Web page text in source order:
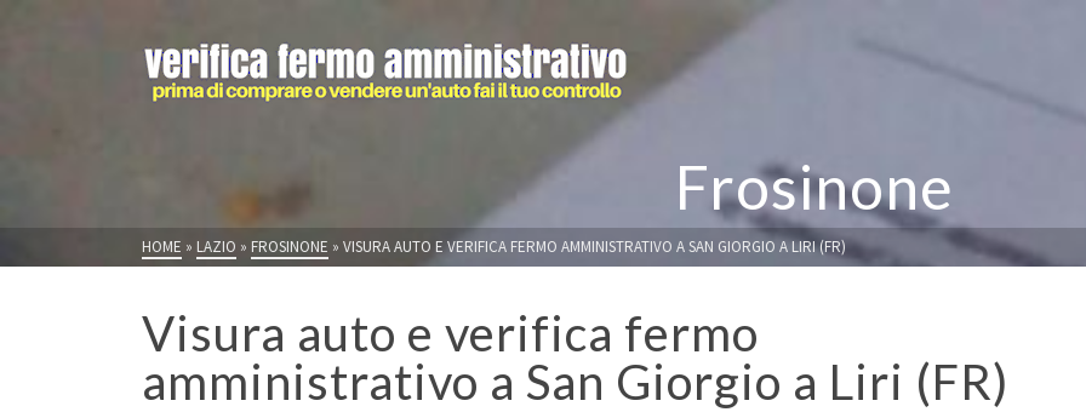
Frosinone
HOME » LAZIO » FROSINONE » VISURA AUTO E VERIFICA FERMO AMMINISTRATIVO A SAN GIORGIO A LIRI (FR)
Visura auto e verifica fermo
amministrativo a San Giorgio a Liri (FR)